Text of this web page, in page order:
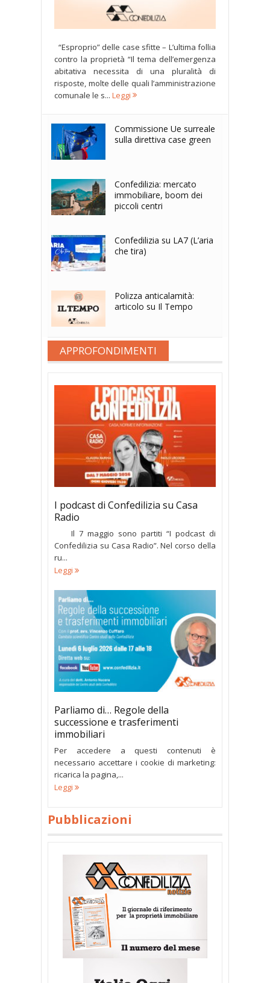
“Esproprio” delle case sfitte – L’ultima follia
contro la proprietà “Il tema dell’emergenza
abitativa necessita di una pluralità di
risposte, molte delle quali l’amministrazione
comunale le s... Leggi
Commissione Ue surreale
sulla direttiva case green
Confedilizia: mercato
immobiliare, boom dei
piccoli centri
Confedilizia su LA7 (L’aria
che tira)
Polizza anticalamità:
articolo su Il Tempo
APPROFONDIMENTI
I podcast di Confedilizia su Casa
Radio
Il 7 maggio sono partiti “I podcast di
Confedilizia su Casa Radio”. Nel corso della
ru...
Leggi
Parliamo di… Regole della
successione e trasferimenti
immobiliari
Per accedere a questi contenuti è
necessario accettare i cookie di marketing:
ricarica la pagina,...
Leggi
Pubblicazioni